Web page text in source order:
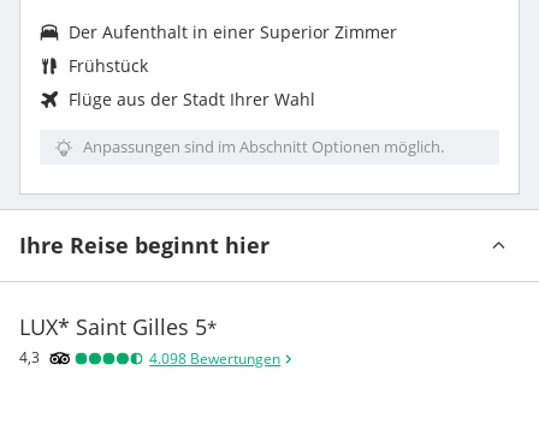
Der Aufenthalt in einer Superior Zimmer
Frühstück
Flüge aus der Stadt Ihrer Wahl
Anpassungen sind im Abschnitt Optionen möglich.
Ihre Reise beginnt hier
LUX* Saint Gilles 5*
4,3 4.098 Bewertungen